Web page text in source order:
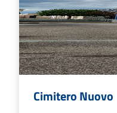
Cimitero Nuovo